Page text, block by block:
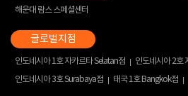
해운대 람스 스페셜센터
인도네시아 1호 자카르타 Selatan점
인도네시아 2호
인도네시아 3호 Surabaya점
태국 1호 Bangkok점